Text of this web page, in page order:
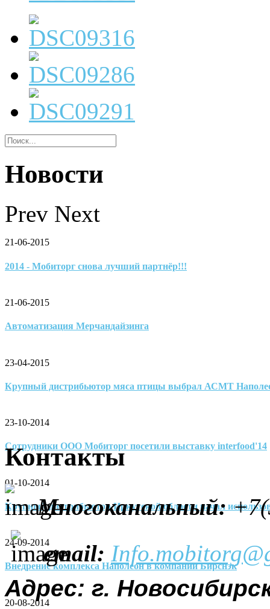
Новости
Prev Next
21-06-2015
2014 - Мобиторг снова лучший партнёр!!!
21-06-2015
Автоматизация Мерчандайзинга
23-04-2015
Крупный дистрибьютор мяса птицы выбрал АСМТ
23-10-2014
Сотрудники ООО Мобиторг посетили выставку interfood'14
01-10-2014
Крупный дистрибьютор Иркутской области начал
24-09-2014
Внедрение комплекса Наполеон в компании Бирснэк
20-08-2014
Контакты
Многоканальный:
email:
Адрес: г.